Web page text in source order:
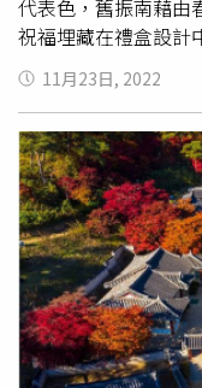
125選」，提供台灣
瀏覽「韓國超展開」
（https://reurl.cc/
先申請「K-ETA」（
前申請，效期二年，
90天，持K-ETA入境
代表色，舊振南藉由
祝福埋藏在禮盒設計
以紅、藍配色象徵「
設計更是送禮首選，
零嘴，隱含甘福滿
盒」以九宮格設計串
供）揚眉兔氣春福窗
玩趣味藏入設計理念
級版的「春趣饗樂—
禮俗與節日特色，將
起過年特有的習俗
包含多款春節特色甜
吃、有得玩！還有
11月23日, 2022